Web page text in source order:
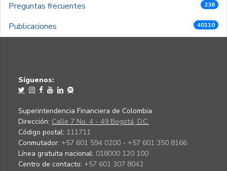
Preguntas frecuentes 236
Publicaciones 40110
Síguenos:
Superintendencia Financiera de Colombia
Dirección: Calle 7 No. 4 - 49 Bogotá, D.C.
Código postal: 111711
Conmutador: +57 601 594 0200 - +57 601 350 8166
Línea gratuita nacional: 018000 120 100
Centro de contacto: +57 601 307 8042